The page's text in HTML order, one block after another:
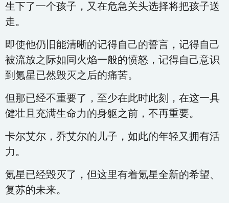
生下了一个孩子，又在危急关头选择将把孩子送
走。
即使他仍旧能清晰的记得自己的誓言，记得自己
被流放之际如同火焰一般的愤怒，记得自己意识
到氪星已然毁灭之后的痛苦。
但那已经不重要了，至少在此时此刻，在这一具
健壮且充满生命力的身躯之前，不再重要。
卡尔艾尔，乔艾尔的儿子，如此的年轻又拥有活
力。
氪星已经毁灭了，但这里有着氪星全新的希望、
复苏的未来。